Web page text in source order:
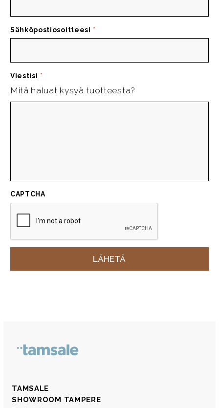
Sähköpostiosoitteesi *
Viestisi *
Mitä haluat kysyä tuotteesta?
CAPTCHA
TAMSALE
SHOWROOM TAMPERE